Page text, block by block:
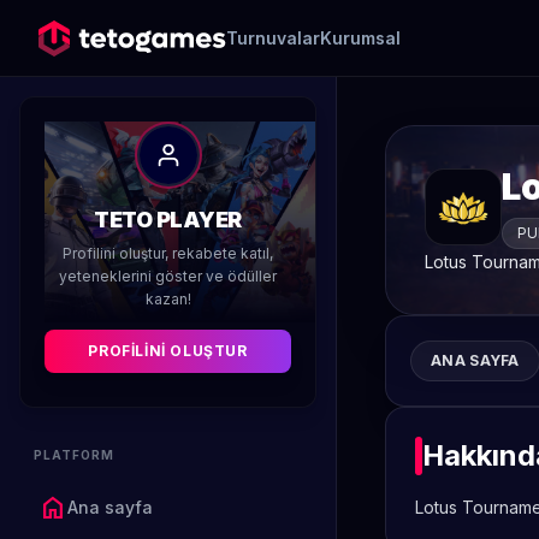
TurnuvalarKurumsal
TETO PLAYER
Profilini oluştur, rekabete katıl,
yeteneklerini göster ve ödüller
kazan!
PROFILINI OLUŞTUR
PLATFORM
home Ana sayfa
Lotus
ANA SAYFA
Lotus